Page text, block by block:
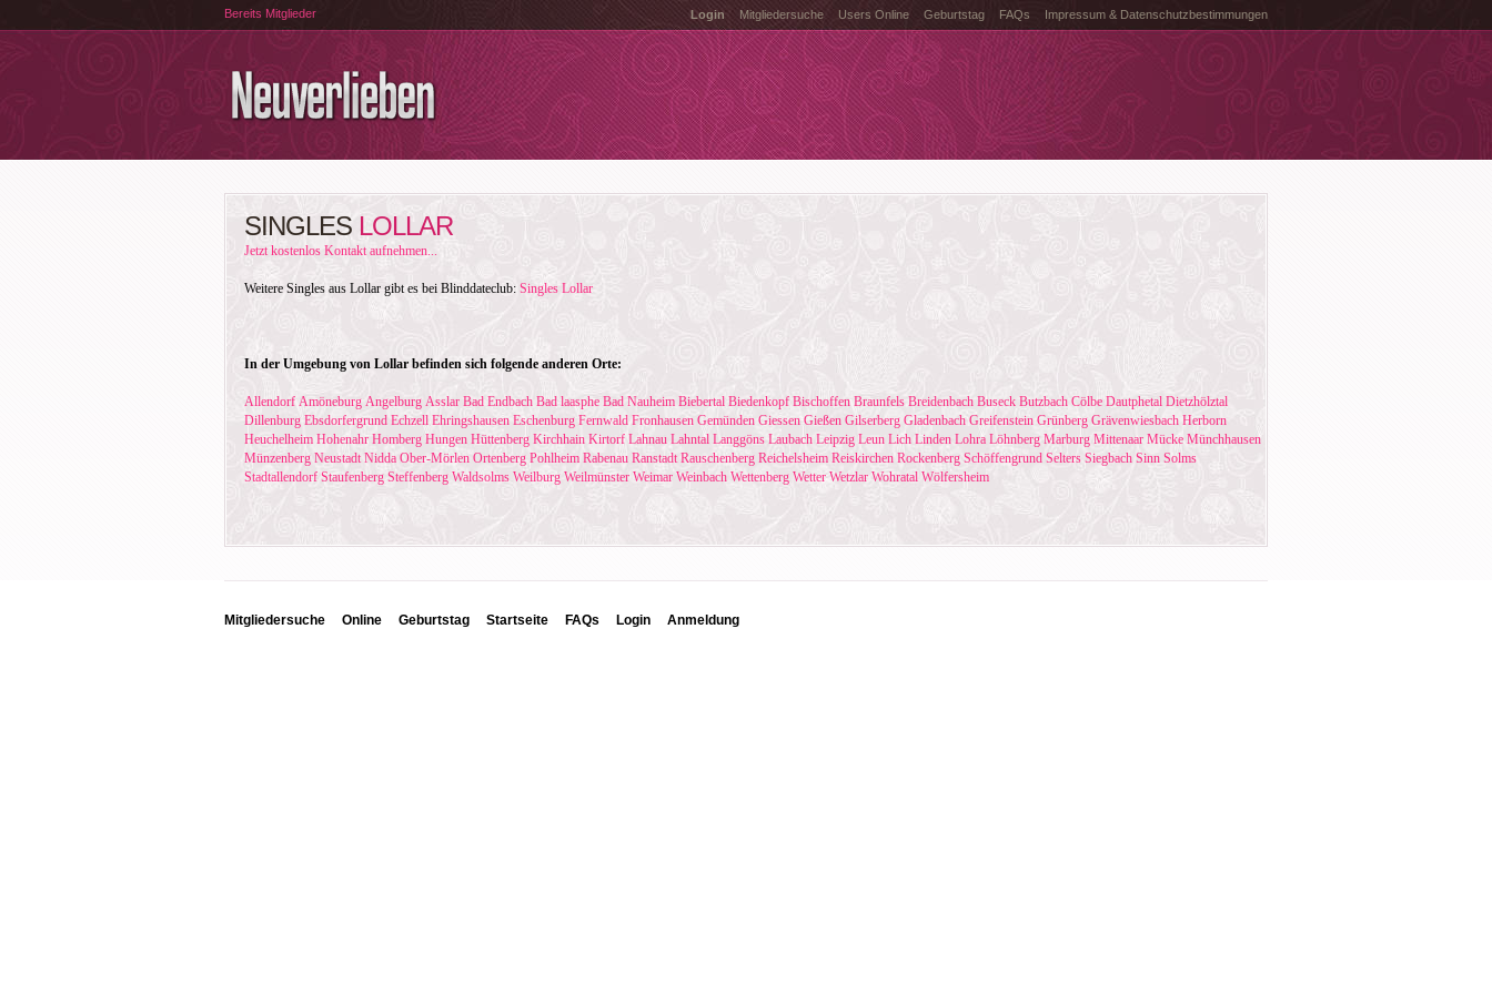
Login Mitgliedersuche Users Online Geburtstag FAQs Impressum & Datenschutzbestimmungen
Bereits Mitglieder
SINGLES LOLLAR
Jetzt kostenlos Kontakt aufnehmen...
Weitere Singles aus Lollar gibt es bei Blinddateclub: Singles Lollar
In der Umgebung von Lollar befinden sich folgende anderen Orte:
Allendorf Amöneburg Angelburg Asslar Bad Endbach Bad laasphe Bad Nauheim Biebertal Biedenkopf Bischoffen Braunfels Breidenbach Buseck Butzbach Cölbe Dautphetal Dietzhölztal
Dillenburg Ebsdorfergrund Echzell Ehringshausen Eschenburg Fernwald Fronhausen Gemünden Giessen Gießen Gilserberg Gladenbach Greifenstein Grünberg Grävenwiesbach Herborn
Heuchelheim Hohenahr Homberg Hungen Hüttenberg Kirchhain Kirtorf Lahnau Lahntal Langgöns Laubach Leipzig Leun Lich Linden Lohra Löhnberg Marburg Mittenaar Mücke Münchhausen
Münzenberg Neustadt Nidda Ober-Mörlen Ortenberg Pohlheim Rabenau Ranstadt Rauschenberg Reichelsheim Reiskirchen Rockenberg Schöffengrund Selters Siegbach Sinn Solms
Stadtallendorf Staufenberg Steffenberg Waldsolms Weilburg Weilmünster Weimar Weinbach Wettenberg Wetter Wetzlar Wohratal Wölfersheim
Mitgliedersuche Online Geburtstag Startseite FAQs Login Anmeldung